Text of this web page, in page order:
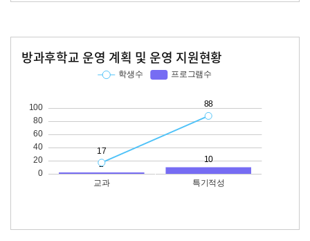
방과후학교 운영 계획 및 운영 지원현황